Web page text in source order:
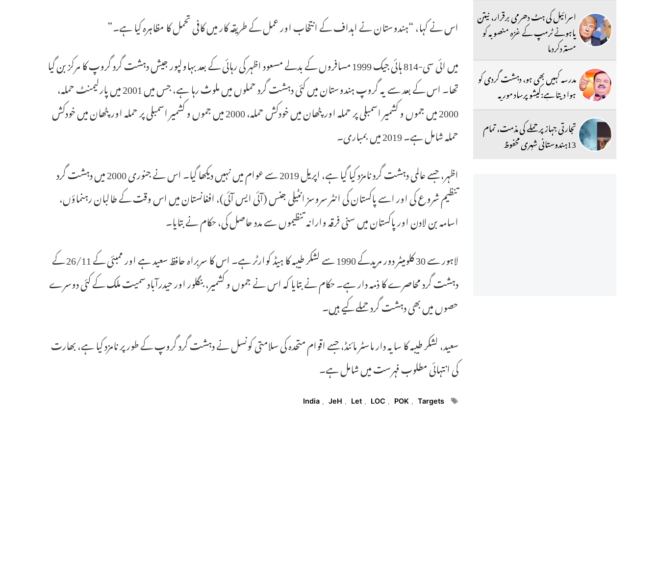
اس نے کہا، “ہندوستان نے اہداف کے انتخاب اور عمل کے طریقہ کار میں کافی تحمل کا مظاہرہ کیا ہے۔”
میں ائی سی-814 ہائی جیک 1999 مسافروں کے بدلے مسعود اظہر کی رہائی کے بعد بہاولپور جیش دہشت گرد گروپ کا مرکز بن گیا
تھا۔ اس کے بعد سے یہ گروپ ہندوستان میں کئی دہشت گرد حملوں میں ملوث رہا ہے، جس میں 2001 میں پارلیمنٹ حملہ،
2000 میں جموں و کشمیر اسمبلی پر حملہ اور پٹھان میں خودکش حملہ، 2000 میں جموں و کشمیر اسمبلی پر حملہ اور پٹھان میں خودکش
حملہ شامل ہے۔ 2019 میں بمباری۔
اظہر، جسے عالمی دہشت گرد نامزد کیا گیا ہے، اپریل 2019 سے عوام میں نہیں دیکھا گیا۔ اس نے جنوری 2000 میں دہشت گرد
تنظیم شروع کی اور اسے پاکستان کی انٹر سروسز انٹیلی جنس (آئی ایس آئی)، افغانستان میں اس وقت کے طالبان رہنماؤں،
اسامہ بن لادن اور پاکستان میں سنی فرقہ وارانہ تنظیموں سے مدد حاصل کی، حکام نے بتایا۔
لاہور سے 30 کلومیٹر دور مریدکے 1990 سے لشکر طیبہ کا ہیڈ کوارٹر ہے۔ اس کا سربراہ حافظ سعید ہے اور ممبئی کے 26/11 کے
دہشت گرد محاصرے کا ذمہ دار ہے۔ حکام نے بتایا کہ اس نے جموں و کشمیر، بنگلور اور حیدرآباد سمیت ملک کے کئی دوسرے
حصوں میں بھی دہشت گرد حملے کیے ہیں۔
سعید، لشکر طیبہ کا سایہ دار ماسٹر مائنڈ، جسے اقوام متحدہ کی سلامتی کونسل نے دہشت گرد گروپ کے طور پر نامزد کیا ہے، بھارت
کی انتہائی مطلوب فہرست میں شامل ہے۔
Tags
India , JeH , Let , LOC , POK , Targets
اسرائیل کی ہٹ دھرمی برقرار، نیتن
یاہونے ٹرمپ کے غزہ منصوبہ کو
مستردکردیا
مدرسہ کہیں بھی ہو، دہشت گردی کو
ہوا دیتا ہے:کیشو پرساد موریہ
تجارتی جہاز پر حملے کی مذمت، تمام
13ہندوستانی شہری محفوظ